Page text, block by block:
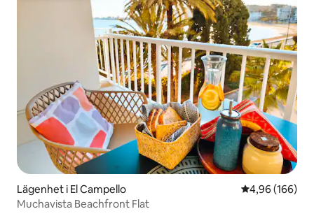
Lägenhet i El Campello 4,96 av 5 i
4,96 (166)
Muchavista Beachfront Flat